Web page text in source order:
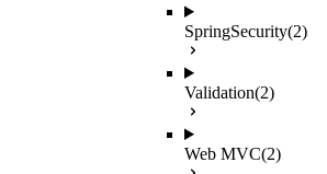
SpringSecurity(2)
Validation(2)
Web MVC(2)